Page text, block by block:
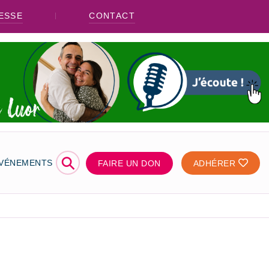
CONTACT
⚲ FAIRE UN DON ADHÉRER